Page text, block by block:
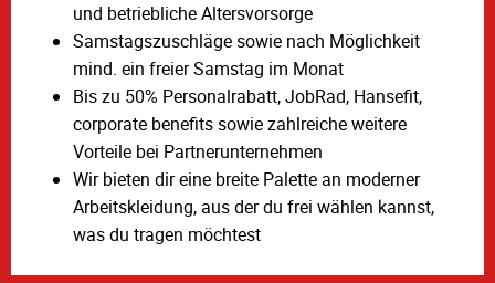
und betriebliche Altersvorsorge
Samstagszuschläge sowie nach Möglichkeit
mind. ein freier Samstag im Monat
Bis zu 50% Personalrabatt, JobRad, Hansefit,
corporate benefits sowie zahlreiche weitere
Vorteile bei Partnerunternehmen
Wir bieten dir eine breite Palette an moderner
Arbeitskleidung, aus der du frei wählen kannst,
was du tragen möchtest